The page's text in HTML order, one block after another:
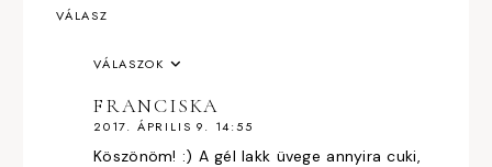
VÁLASZ
VÁLASZOK
FRANCISKA
2017. ÁPRILIS 9. 14:55
Köszönöm! :) A gél lakk üvege annyira cuki,